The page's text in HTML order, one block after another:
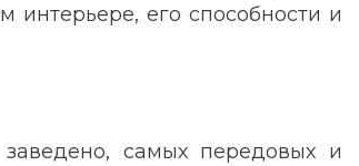
его способности и
самых передовых и